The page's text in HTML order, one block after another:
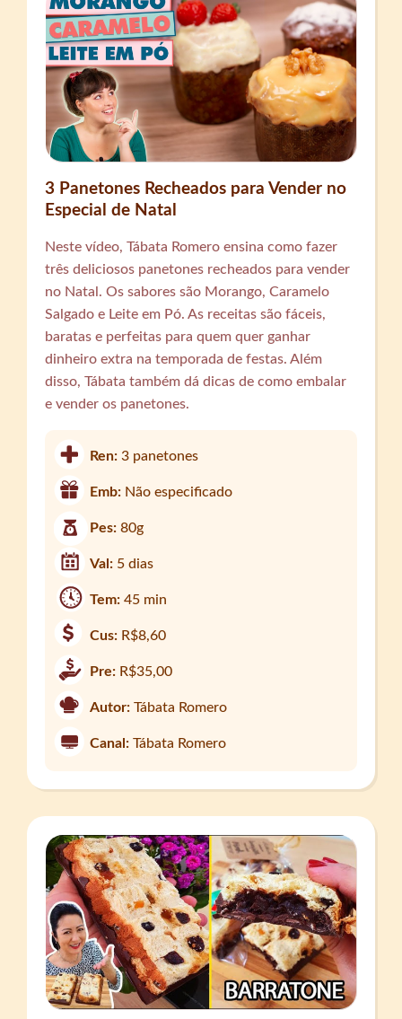
3 Panetones Recheados para Vender no
Especial de Natal
Neste vídeo, Tábata Romero ensina como fazer
três deliciosos panetones recheados para vender
no Natal. Os sabores são Morango, Caramelo
Salgado e Leite em Pó. As receitas são fáceis,
baratas e perfeitas para quem quer ganhar
dinheiro extra na temporada de festas. Além
disso, Tábata também dá dicas de como embalar
e vender os panetones.
Ren:3 panetones
Emb: Não especificado
Pes:80g
Val: 5 dias
Tem:45 min
Cus: R$8,60
Pre: R$35,00
Autor: Tábata Romero
Canal: Tábata Romero